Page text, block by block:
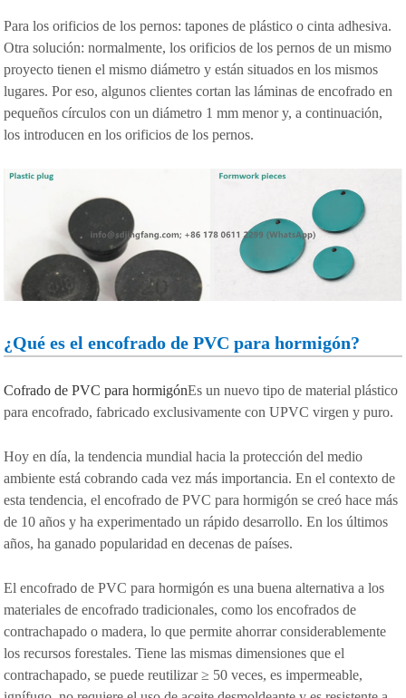
Para los orificios de los pernos: tapones de plástico o cinta adhesiva.
Otra solución: normalmente, los orificios de los pernos de un mismo
proyecto tienen el mismo diámetro y están situados en los mismos
lugares. Por eso, algunos clientes cortan las láminas de encofrado en
pequeños círculos con un diámetro 1 mm menor y, a continuación,
los introducen en los orificios de los pernos.
¿Qué es el encofrado de PVC para hormigón?
Cofrado de PVC para hormigónEs un nuevo tipo de material plástico
para encofrado, fabricado exclusivamente con UPVC virgen y puro.
Hoy en día, la tendencia mundial hacia la protección del medio
ambiente está cobrando cada vez más importancia. En el contexto de
esta tendencia, el encofrado de PVC para hormigón se creó hace más
de 10 años y ha experimentado un rápido desarrollo. En los últimos
años, ha ganado popularidad en decenas de países.
El encofrado de PVC para hormigón es una buena alternativa a los
materiales de encofrado tradicionales, como los encofrados de
contrachapado o madera, lo que permite ahorrar considerablemente
los recursos forestales. Tiene las mismas dimensiones que el
contrachapado, se puede reutilizar ≥ 50 veces, es impermeable,